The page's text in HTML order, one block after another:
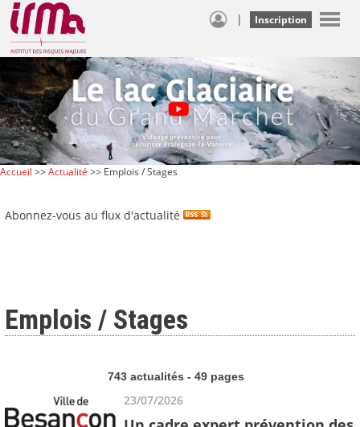
| Inscription
Accueil >>Actualité >> Emplois / Stages
Abonnez-vous au flux d'actualité
Emplois / Stages
743 actualités - 49 pages
23/07/2026